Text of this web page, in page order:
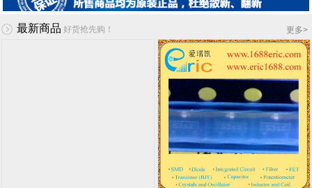
更多>
最新商品 好货抢先购！